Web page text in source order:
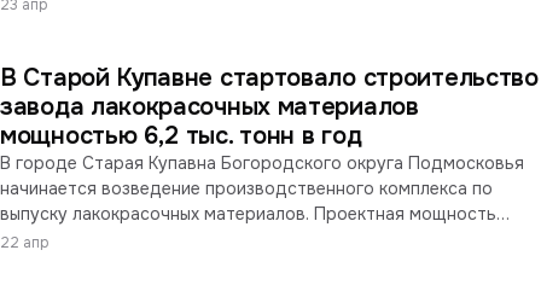
23 апр
В Старой Купавне стартовало строительство
завода лакокрасочных материалов
мощностью 6,2 тыс. тонн в год
В городе Старая Купавна Богородского округа Подмосковья
начинается возведение производственного комплекса по
выпуску лакокрасочных материалов. Проектная мощность
предприятия — около 6,2 тыс. тонн продукции в год.
22 апр